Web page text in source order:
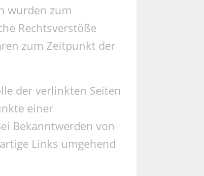
wurden zum
Rechtsverstöße
zum Zeitpunkt der
der verlinkten Seiten
einer
Bekanntwerden von
Links umgehend